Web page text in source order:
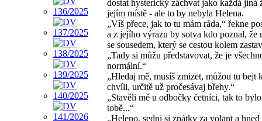
dostat hysterický záchvat jako každá jiná
jejím místě - ale to by nebyla Helena.
„Víš přece, jak to tu mám ráda,“ řekne
a z jejího výrazu by sotva kdo poznal, že
se sousedem, který se cestou kolem
„Tady si můžu představovat, že je
normální.“
„Hledaj mě, musíš zmizet, můžou tu bejt
chvíli, určitě už pročesávaj břehy.“
„Stavěli mě u odbočky četníci, tak to
tobě...“
„Heleno, sedni si zpátky za volant a